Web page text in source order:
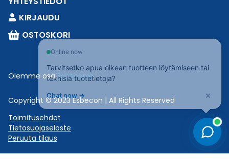
KIRJAUDU
OSTOSKORI
Olemme osaEsbeconia.
Copyright © 2023 Esbecon | All Rights Reserved
Toimitusehdot
Tietosuojaseloste
Peruuta tilaus
Online now
Tarvitsetko apua oikean tuotteen löytämiseen tai
teknisiä tuotetietoja?
Chat now → ×